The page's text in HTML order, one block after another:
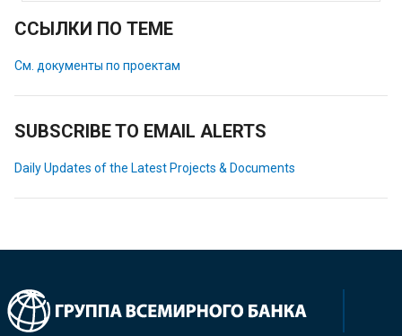
ССЫЛКИ ПО ТЕМЕ
См. документы по проектам
SUBSCRIBE TO EMAIL ALERTS
Daily Updates of the Latest Projects & Documents